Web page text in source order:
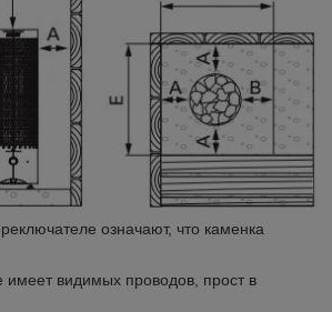
означают, что каменка
видимых проводов, прост в